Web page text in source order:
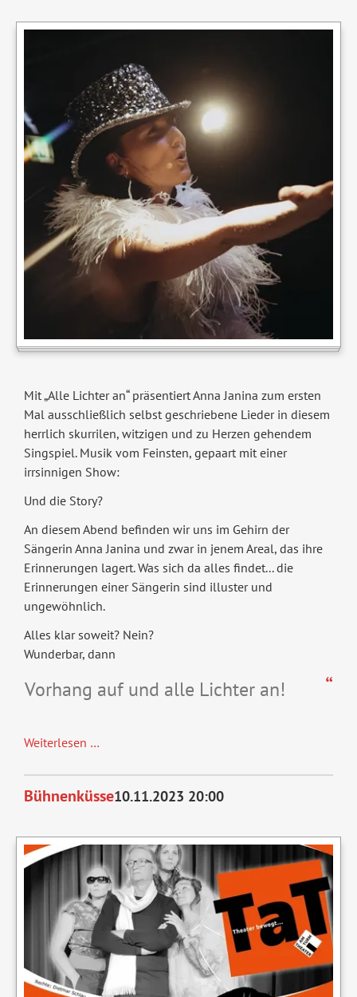
Mit „Alle Lichter an“ präsentiert Anna Janina zum ersten
Mal ausschließlich selbst geschriebene Lieder in diesem
herrlich skurrilen, witzigen und zu Herzen gehendem
Singspiel. Musik vom Feinsten, gepaart mit einer
irrsinnigen Show:
Und die Story?
An diesem Abend befinden wir uns im Gehirn der
Sängerin Anna Janina und zwar in jenem Areal, das ihre
Erinnerungen lagert. Was sich da alles findet... die
Erinnerungen einer Sängerin sind illuster und
ungewöhnlich.
Alles klar soweit? Nein?
Wunderbar, dann
Vorhang auf und alle Lichter an!
Weiterlesen …Alle
an!
Bühnenküsse10.11.2023 20:00